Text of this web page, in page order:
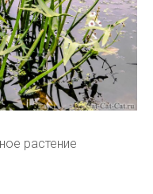
растение